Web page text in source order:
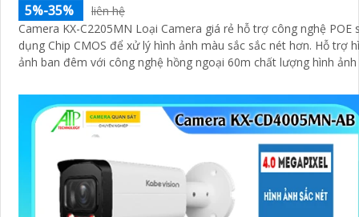
5%-35%
liên hệ
Camera KX-C2205MN Loại Camera giá rẻ hỗ trợ công nghệ POE
dụng Chip CMOS để xử lý hình ảnh màu sắc sắc nét hơn. Hỗ trợ hình
ảnh ban đêm với công nghệ hồng ngoại 60m chất lượng hình ảnh